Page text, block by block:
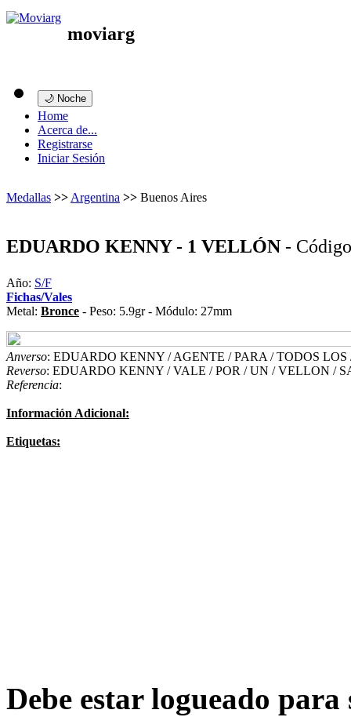
moviarg
🌙 Noche
Home
Acerca de...
Registrarse
Iniciar Sesión
Medallas >> Argentina >> Buenos Aires
EDUARDO KENNY - 1 VELLÓN -
Año: S/F
Fichas/Vales
Metal: Bronce - Peso: 5.9gr - Módulo: 27mm
Anverso: EDUARDO KENNY / AGENTE / PARA / TODOS
Reverso: EDUARDO KENNY / VALE / POR / UN / VELLON /
Referencia:
Información Adicional:
Etiquetas:
Debe estar logueado